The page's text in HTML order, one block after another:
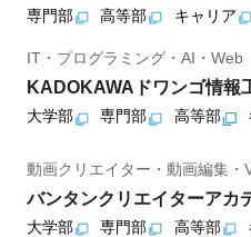
専門部 高等部 キャリア
IT・プログラミング・AI・Web
KADOKAWAドワンゴ情報
大学部 専門部 高等部
動画クリエイター・動画編集・
バンタンクリエイターアカ
大学部 専門部 高等部